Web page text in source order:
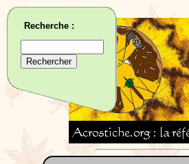
Recherche :